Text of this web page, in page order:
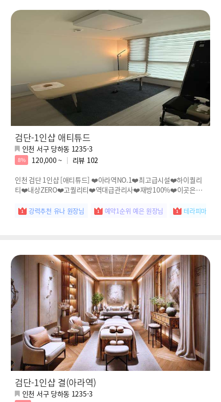
검단-1인샵 애티튜드
인천 서구 당하동 1235-3
8% 120,000 ~ 리뷰 102
인천 검단 1인샵 [애티튜드] ❤️아라역NO.1❤️최고급시설❤️하이퀄리
티❤️내상ZERO❤️고퀄리티❤️역대급관리사❤️재방100%❤️이곳은천
강력추천 유나 원장님 예약1순위 예은 원장님 테라피마스터
검단-1인샵 결(아라역)
인천 서구 당하동 1235-3